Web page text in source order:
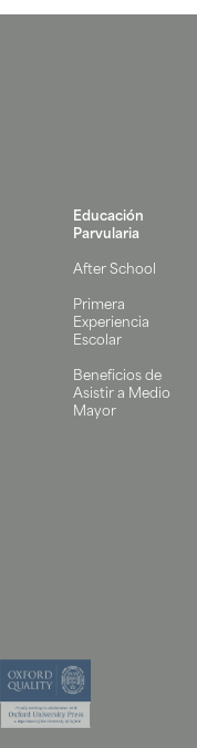
Educación
Parvularia
After School
Primera
Experiencia
Escolar
Beneficios de
Asistir a Medio
Mayor